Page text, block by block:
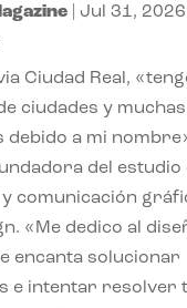
| Jul 31, 2026
Ciudad Real,
ciudades y muchas
debido a mi
del estudio
comunicación
«Me dedico al
encanta solucionar
e intentar resolver